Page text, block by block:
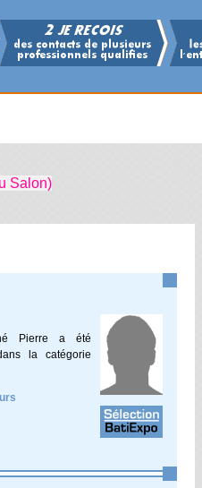
Salon)
Pierre a été
la catégorie